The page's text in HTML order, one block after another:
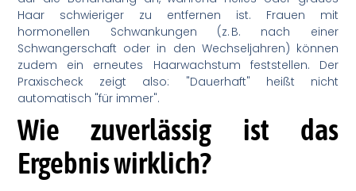
Haar schwieriger zu entfernen ist. Frauen mit
hormonellen Schwankungen (z. B. nach einer
Schwangerschaft oder in den Wechseljahren) können
zudem ein erneutes Haarwachstum feststellen. Der
Praxischeck zeigt also: "Dauerhaft" heißt nicht
automatisch "für immer".
Wie zuverlässig ist das
Ergebnis wirklich?